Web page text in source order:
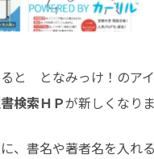
と となみっけ！のア
検索ＨＰが新しくなり
、書名や著者名を入れる